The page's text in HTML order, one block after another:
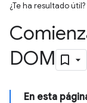
¿Te ha resultado útil?
DOM
En esta